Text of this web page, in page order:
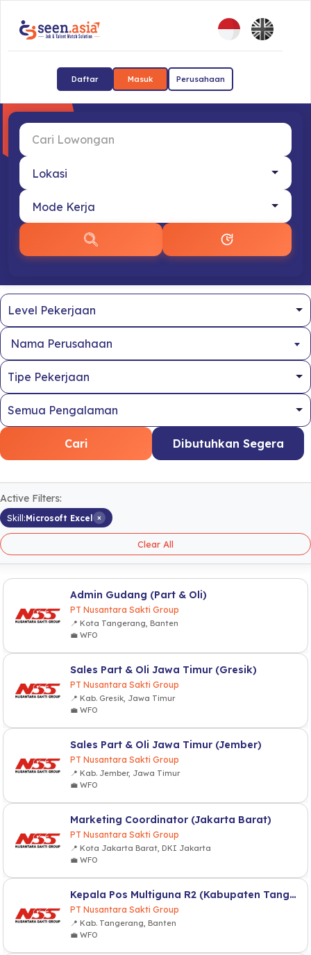
Daftar Masuk Perusahaan
Nama Perusahaan
Cari Dibutuhkan Segera
Active Filters:
Skill:Microsoft Excel ×
Clear All
Admin Gudang (Part & Oli)
PT Nusantara Sakti Group
📍 Kota Tangerang, Banten
💼 WFO
Sales Part & Oli Jawa Timur (Gresik)
PT Nusantara Sakti Group
📍 Kab. Gresik, Jawa Timur
💼 WFO
Sales Part & Oli Jawa Timur (Jember)
PT Nusantara Sakti Group
📍 Kab. Jember, Jawa Timur
💼 WFO
Marketing Coordinator (Jakarta Barat)
PT Nusantara Sakti Group
📍 Kota Jakarta Barat, DKI Jakarta
💼 WFO
Kepala Pos Multiguna R2 (Kabupaten Tangerang)
PT Nusantara Sakti Group
📍 Kab. Tangerang, Banten
💼 WFO